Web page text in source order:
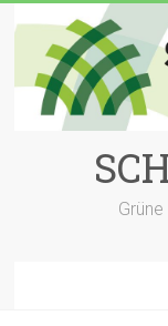
Inhalt
springen